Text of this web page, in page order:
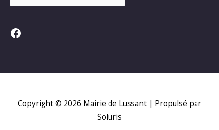
Facebook
Copyright © 2026 Mairie de Lussant | Propulsé par
Soluris